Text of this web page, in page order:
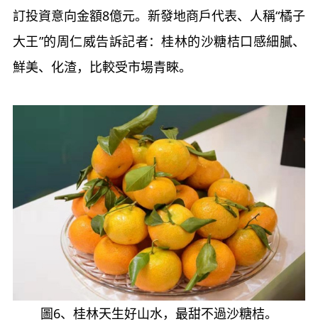
訂投資意向金額8億元。新發地商戶代表、人稱“橘子
大王”的周仁威告訴記者：桂林的沙糖桔口感細膩、
鮮美、化渣，比較受市場青睞。
圖6、桂林天生好山水，最甜不過沙糖桔。